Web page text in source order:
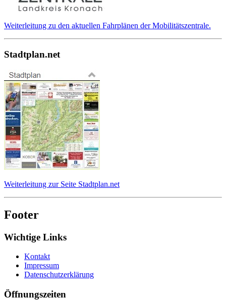
Weiterleitung zu den aktuellen Fahrplänen der Mobilitätszentrale.
Stadtplan.net
Weiterleitung zur Seite Stadtplan.net
Footer
Wichtige Links
Kontakt
Impressum
Datenschutzerklärung
Öffnungszeiten